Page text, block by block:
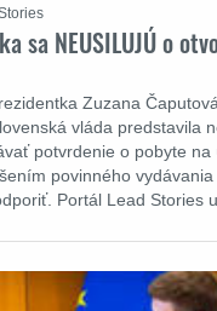
sa NEUSILUJÚ o
Zuzana
vláda predstavila
potvrdenie o pobyte na
povinného
Portál Lead Stories